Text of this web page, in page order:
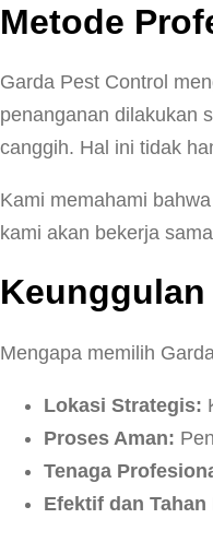
Metode
Garda Pest Control
penanganan dilakukan
canggih. Hal ini tidak
Kami memahami
kami akan bekerja
Mengapa memilih
Lokasi Strategis:
Proses Aman:
Tenaga
Efektif dan Tahan